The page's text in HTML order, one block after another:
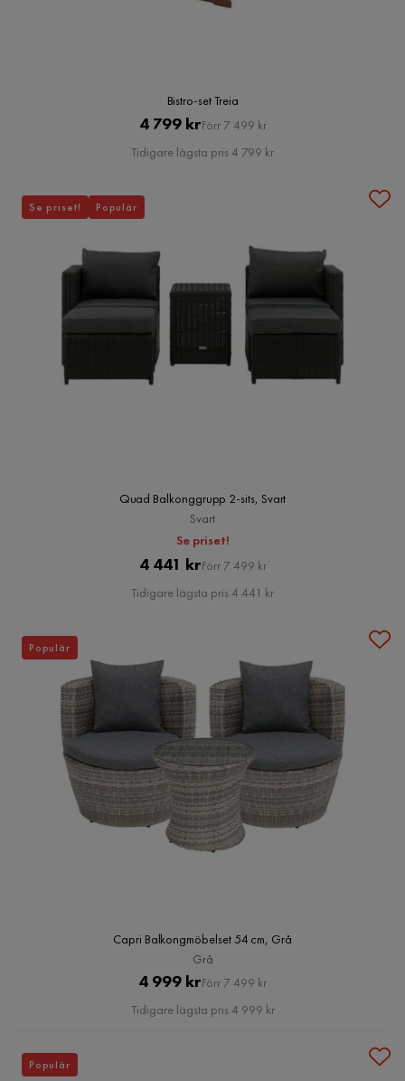
Bistro-set Treia
Pris
4 799 krOriginal
Pris
Förr 7 499 kr
Tidigare lägsta pris 4 799 kr
Quad Balkonggrupp 2-sits, Svart
Svart
Se priset!
Pris
4 441 krOriginal
Pris
Förr 7 499 kr
Tidigare lägsta pris 4 441 kr
Se priset! Populär
Capri Balkongmöbelset 54 cm, Grå
Grå
Pris
4 999 krOriginal
Pris
Förr 7 499 kr
Tidigare lägsta pris 4 999 kr
Populär
Populär